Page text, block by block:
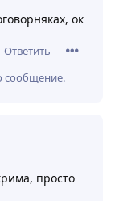
ок
Ответить
сообщение.
просто